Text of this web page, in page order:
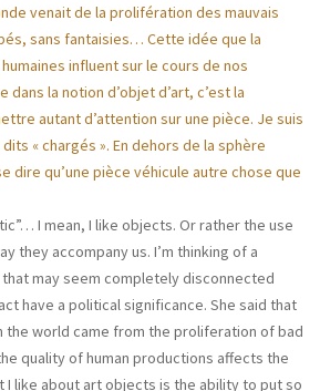
venait de la prolifération des mauvais
sans fantaisies… Cette idée que la
influent sur le cours de nos
dans la notion d’objet d’art, c’est la
autant d’attention sur une pièce. Je suis
« chargés ». En dehors de la sphère
dire qu’une pièce véhicule autre chose que
I mean, I like objects. Or rather the use
they accompany us. I’m thinking of a
may seem completely disconnected
have a political significance. She said that
the world came from the proliferation of bad
quality of human productions affects the
I like about art objects is the ability to put so